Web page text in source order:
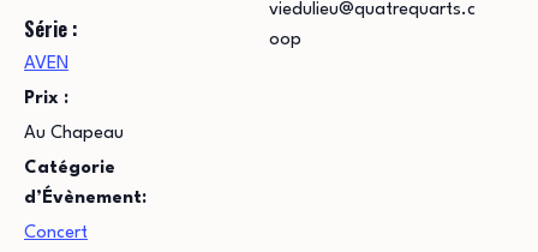
Série :
AVEN
Prix :
Au Chapeau
Catégorie
d’Évènement:
Concert
viedulieu@quatrequarts.c
oop